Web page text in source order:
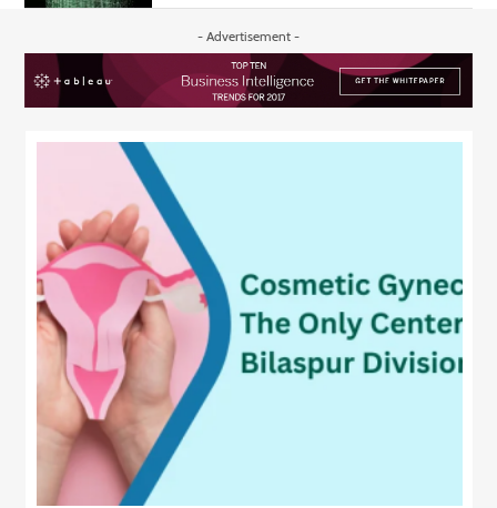
- Advertisement -